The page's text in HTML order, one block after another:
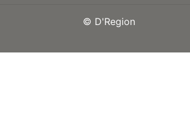
© D'Region